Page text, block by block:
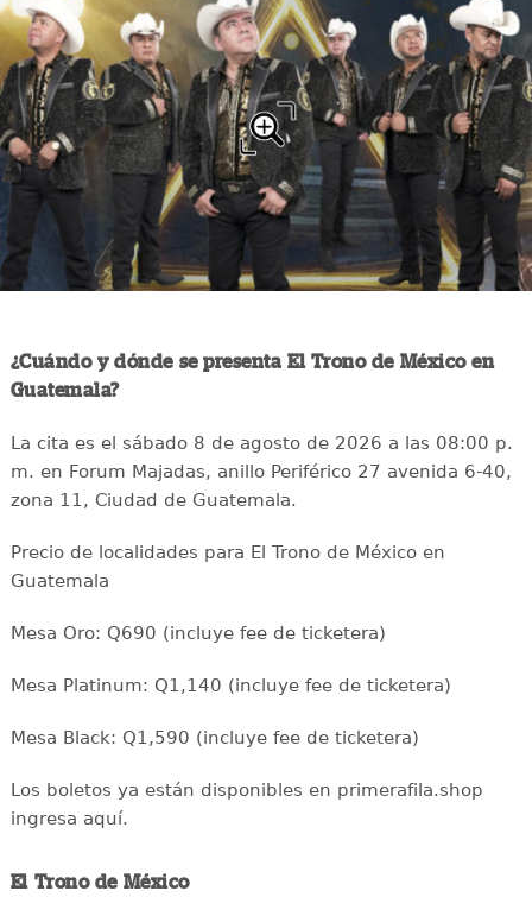
¿Cuándo y dónde se presenta El Trono de México en
Guatemala?
La cita es el sábado 8 de agosto de 2026 a las 08:00 p.
m. en Forum Majadas, anillo Periférico 27 avenida 6-40,
zona 11, Ciudad de Guatemala.
Precio de localidades para El Trono de México en
Guatemala
Mesa Oro: Q690 (incluye fee de ticketera)
Mesa Platinum: Q1,140 (incluye fee de ticketera)
Mesa Black: Q1,590 (incluye fee de ticketera)
Los boletos ya están disponibles en primerafila.shop
ingresa aquí.
El Trono de México